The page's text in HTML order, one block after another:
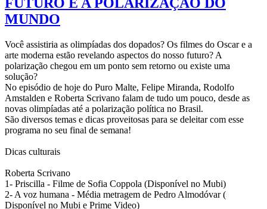
MUNDO
Você assistiria as olimpíadas dos dopados? Os filmes do Oscar e a
arte moderna estão revelando aspectos do nosso futuro? A
polarização chegou em um ponto sem retorno ou existe uma
solução?
No episódio de hoje do Puro Malte, Felipe Miranda, Rodolfo
Amstalden e Roberta Scrivano falam de tudo um pouco, desde as
novas olimpíadas até a polarização política no Brasil.
São diversos temas e dicas proveitosas para se deleitar com esse
programa no seu final de semana!
Dicas culturais
Roberta Scrivano
1- Priscilla - Filme de Sofia Coppola (Disponível no Mubi)
2- A voz humana - Média metragem de Pedro Almodóvar (
Disponível no Mubi e Prime Video)